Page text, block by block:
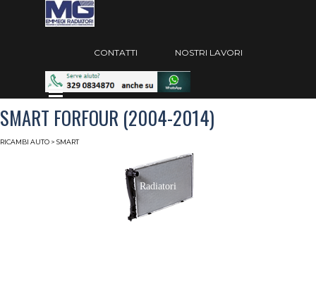
Vai ai contenuti
Salta menù
CONTATTI NOSTRI LAVORI
Salta menù
SMART FORFOUR (2004-2014)
RICAMBI AUTO > SMART
Radiatori